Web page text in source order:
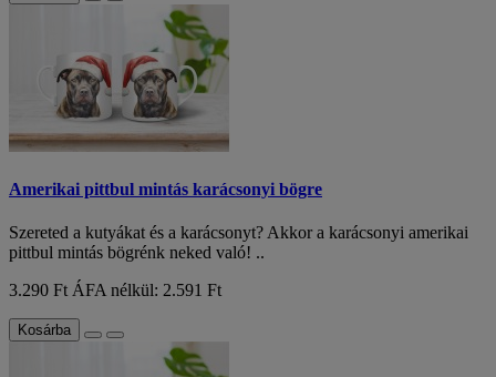
Amerikai pittbul mintás karácsonyi bögre
Szereted a kutyákat és a karácsonyt? Akkor a karácsonyi amerikai
pittbul mintás bögrénk neked való! ..
3.290 FtÁFA nélkül: 2.591 Ft
Kosárba